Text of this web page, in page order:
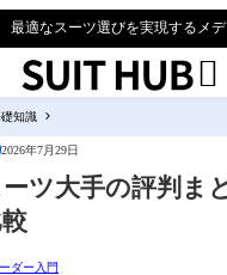
最適なスーツ選びを実現するメ

知識
2026年7月29日
ツ大手の評判ま
ダー入門